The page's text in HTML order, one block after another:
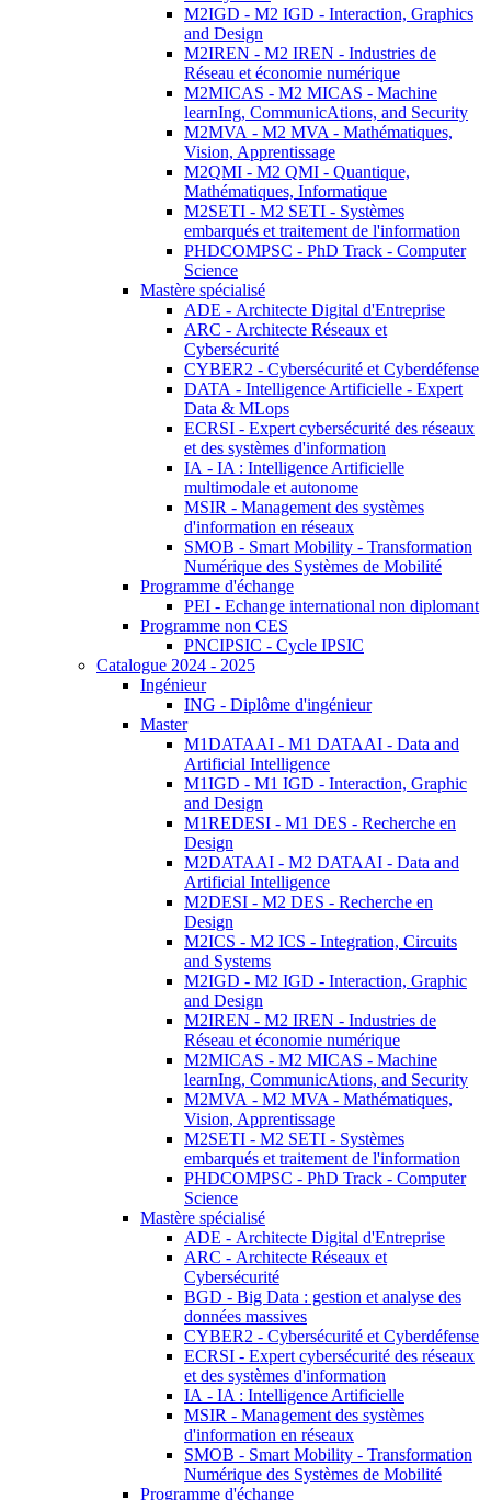
M2IGD - M2 IGD - Interaction, Graphics
and Design
M2IREN - M2 IREN - Industries de
Réseau et économie numérique
M2MICAS - M2 MICAS - Machine
learnIng, CommunicAtions, and Security
M2MVA - M2 MVA - Mathématiques,
Vision, Apprentissage
M2QMI - M2 QMI - Quantique,
Mathématiques, Informatique
M2SETI - M2 SETI - Systèmes
embarqués et traitement de l'information
PHDCOMPSC - PhD Track - Computer
Science
Mastère spécialisé
ADE - Architecte Digital d'Entreprise
ARC - Architecte Réseaux et
Cybersécurité
CYBER2 - Cybersécurité et Cyberdéfense
DATA - Intelligence Artificielle - Expert
Data & MLops
ECRSI - Expert cybersécurité des réseaux
et des systèmes d'information
IA - IA : Intelligence Artificielle
multimodale et autonome
MSIR - Management des systèmes
d'information en réseaux
SMOB - Smart Mobility - Transformation
Numérique des Systèmes de Mobilité
Programme d'échange
PEI - Echange international non diplomant
Programme non CES
PNCIPSIC - Cycle IPSIC
Catalogue 2024 - 2025
Ingénieur
ING - Diplôme d'ingénieur
Master
M1DATAAI - M1 DATAAI - Data and
Artificial Intelligence
M1IGD - M1 IGD - Interaction, Graphic
and Design
M1REDESI - M1 DES - Recherche en
Design
M2DATAAI - M2 DATAAI - Data and
Artificial Intelligence
M2DESI - M2 DES - Recherche en
Design
M2ICS - M2 ICS - Integration, Circuits
and Systems
M2IGD - M2 IGD - Interaction, Graphic
and Design
M2IREN - M2 IREN - Industries de
Réseau et économie numérique
M2MICAS - M2 MICAS - Machine
learnIng, CommunicAtions, and Security
M2MVA - M2 MVA - Mathématiques,
Vision, Apprentissage
M2SETI - M2 SETI - Systèmes
embarqués et traitement de l'information
PHDCOMPSC - PhD Track - Computer
Science
Mastère spécialisé
ADE - Architecte Digital d'Entreprise
ARC - Architecte Réseaux et
Cybersécurité
BGD - Big Data : gestion et analyse des
données massives
CYBER2 - Cybersécurité et Cyberdéfense
ECRSI - Expert cybersécurité des réseaux
et des systèmes d'information
IA - IA : Intelligence Artificielle
MSIR - Management des systèmes
d'information en réseaux
SMOB - Smart Mobility - Transformation
Numérique des Systèmes de Mobilité
Programme d'échange